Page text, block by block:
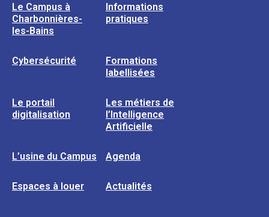
Le Campus à
Charbonnières-
les-Bains
Informations
pratiques
Cybersécurité
Formations
labellisées
Le portail
digitalisation
Les métiers de
l’Intelligence
Artificielle
L’usine du Campus Agenda
Espaces à louer Actualités